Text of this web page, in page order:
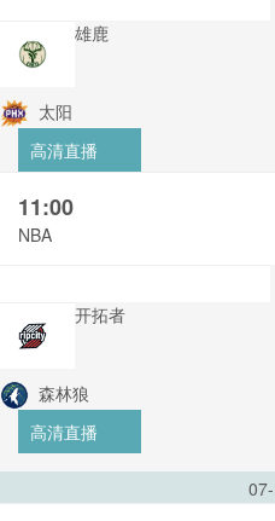
雄鹿
太阳
高清直播
11:00
NBA
开拓者
森林狼
高清直播